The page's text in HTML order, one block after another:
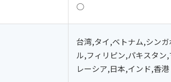
○
台湾,タイ,ベトナム,シンガ
ル,フィリピン,パキスタン,
レーシア,日本,インド,香港